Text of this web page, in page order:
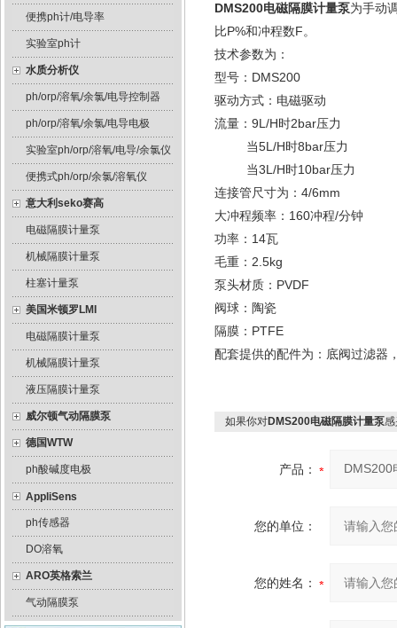
便携ph计/电导率
实验室ph计
水质分析仪
ph/orp/溶氧/余氯/电导控制器
ph/orp/溶氧/余氯/电导电极
实验室ph/orp/溶氧/电导/余氯仪
便携式ph/orp/余氯/溶氧仪
意大利seko赛高
电磁隔膜计量泵
机械隔膜计量泵
柱塞计量泵
美国米顿罗LMI
电磁隔膜计量泵
机械隔膜计量泵
液压隔膜计量泵
威尔顿气动隔膜泵
德国WTW
ph酸碱度电极
AppliSens
ph传感器
DO溶氧
ARO英格索兰
气动隔膜泵
DMS200电磁隔膜计量泵为手动
比P%和冲程数F。
技术参数为：
型号：DMS200
驱动方式：电磁驱动
流量：9L/H时2bar压力
当5L/H时8bar压力
当3L/H时10bar压力
连接管尺寸为：4/6mm
大冲程频率：160冲程/分钟
功率：14瓦
毛重：2.5kg
泵头材质：PVDF
阀球：陶瓷
隔膜：PTFE
配套提供的配件为：底阀过滤器
如果你对DMS200电磁隔膜计量泵感
产品：
您的单位：
您的姓名：